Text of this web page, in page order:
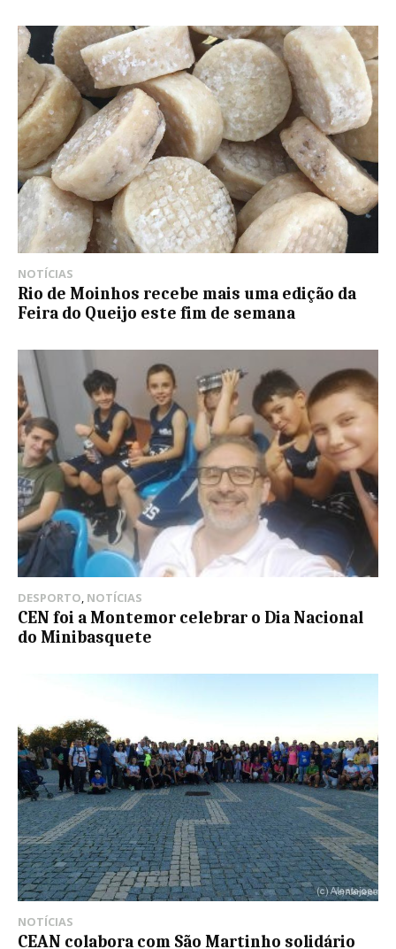
NOTÍCIAS
Rio de Moinhos recebe mais uma edição da
Feira do Queijo este fim de semana
DESPORTO, NOTÍCIAS
CEN foi a Montemor celebrar o Dia Nacional
do Minibasquete
NOTÍCIAS
CEAN colabora com São Martinho solidário